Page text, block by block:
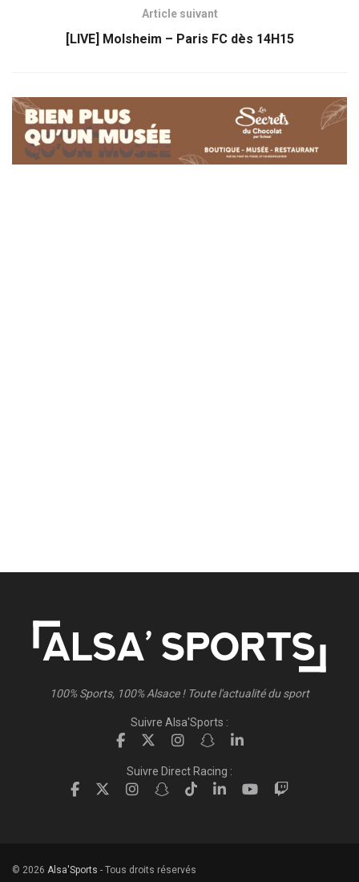
Article suivant
[LIVE] Molsheim – Paris FC dès 14H15
100% Sports, 100% Alsace ! Toute l'actualité du sport
Suivre Alsa'Sports :
Suivre Direct Racing :
© 2026 Alsa'Sports - Tous droits réservés